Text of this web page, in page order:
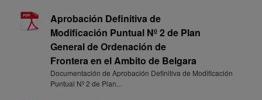
Aprobación Definitiva de
Modificación Puntual Nº 2 de Plan
General de Ordenación de
Frontera en el Ambito de Belgara
Documentación de Aprobación Definitiva de Modificación
Puntual Nº 2 de Plan...